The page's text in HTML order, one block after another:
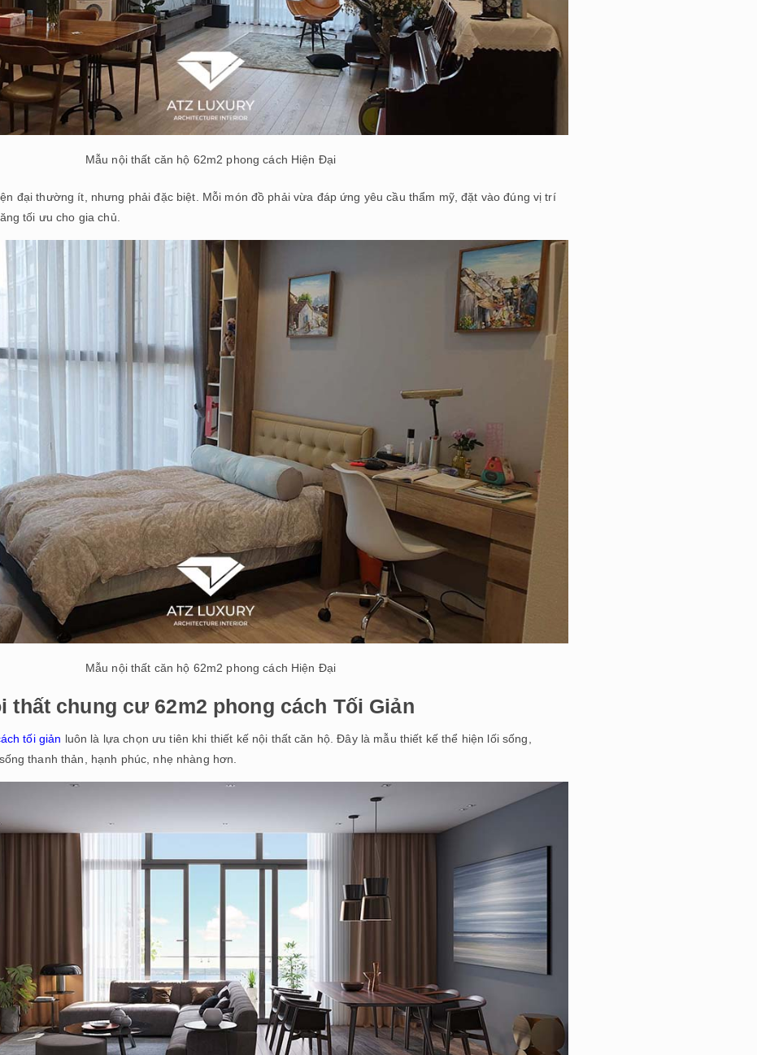
Mẫu nội thất căn hộ 62m2 phong cách Hiện Đại
đại thường ít, nhưng phải đặc biệt. Mỗi món đồ phải vừa đáp ứng yêu cầu thẩm mỹ, đặt vào đúng vị trí
tối ưu cho gia chủ.
Mẫu nội thất căn hộ 62m2 phong cách Hiện Đại
thất chung cư 62m2 phong cách Tối Giản
tối giản luôn là lựa chọn ưu tiên khi thiết kế nội thất căn hộ. Đây là mẫu thiết kế thể hiện lối sống,
thanh thản, hạnh phúc, nhẹ nhàng hơn.